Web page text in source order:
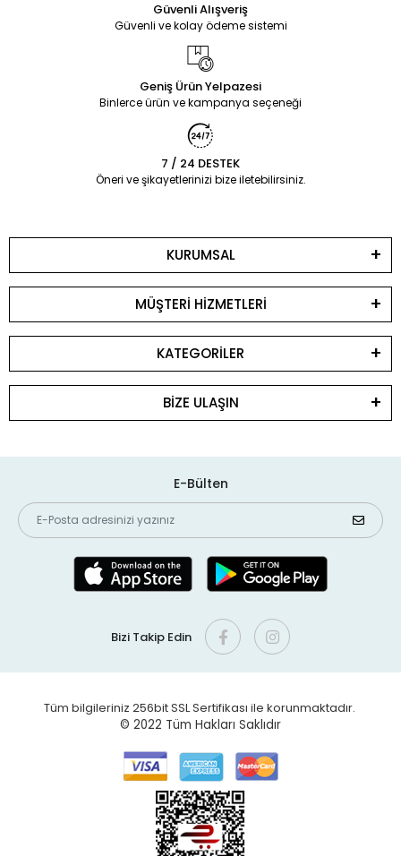
Güvenli Alışveriş
Güvenli ve kolay ödeme sistemi
Geniş Ürün Yelpazesi
Binlerce ürün ve kampanya seçeneği
7 / 24 DESTEK
Öneri ve şikayetlerinizi bize iletebilirsiniz.
KURUMSAL
MÜŞTERİ HİZMETLERİ
KATEGORİLER
BİZE ULAŞIN
E-Bülten
Bizi Takip Edin
Tüm bilgileriniz 256bit SSL Sertifikası ile korunmaktadır.
© 2022 Tüm Hakları Saklıdır